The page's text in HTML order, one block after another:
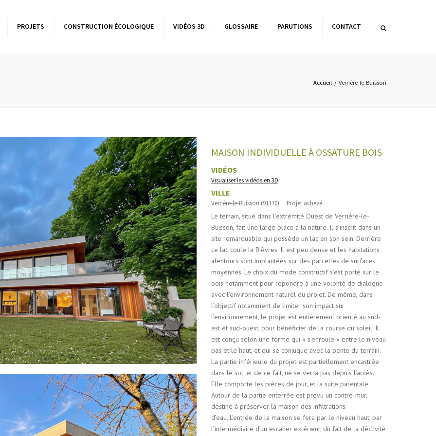
PROJETS CONSTRUCTION ÉCOLOGIQUE VIDÉOS 3D GLOSSAIRE PARUTIONS CONTACT
Accueil Verrière-le-Buisson
MAISON INDIVIDUELLE À OSSATURE BOIS
VIDÉOS
Visualiser les vidéos en 3D
VILLE
Verrière-le-Buisson (91370) Projet achevé.
Le terrain, situé dans l’extrémité Ouest de Verrière-le-
Buisson, fait une large place à la nature. Il s’inscrit dans un
site remarquable qui possède un lac en son sein. Derrière
ce lac coule la Bièvres. Il est peu dense et les habitations
alentours sont implantées sur des parcelles de surfaces
moyennes. Le choix du mode constructif s’est porté sur le
bois notamment pour répondre à une volonté de dialogue
avec l’environnement naturel du projet. De même, dans
l’objectif notamment de limiter son impact sur
l’environnement, le projet est entièrement orienté au sud-
est et sud-ouest, pour bénéficier de la course du soleil. Il
est conçu selon une forme qui « s’enroule » entre le niveau
bas et le haut, et qui se conjugue avec la pente du terrain.
La partie inférieure du projet est partiellement encastrée
dans le sol, et de ce fait, ne se verra pas depuis l’accès.
Elle comporte les pièces de jour, et la suite parentale.
Autour de la partie enterrée est prévu un contre-mur,
destiné à préserver la maison des infiltrations
d’eau. L’entrée de la maison se fera par le niveau haut, par
l’intermédiaire d’un escalier extérieur, du fait de la déclivité